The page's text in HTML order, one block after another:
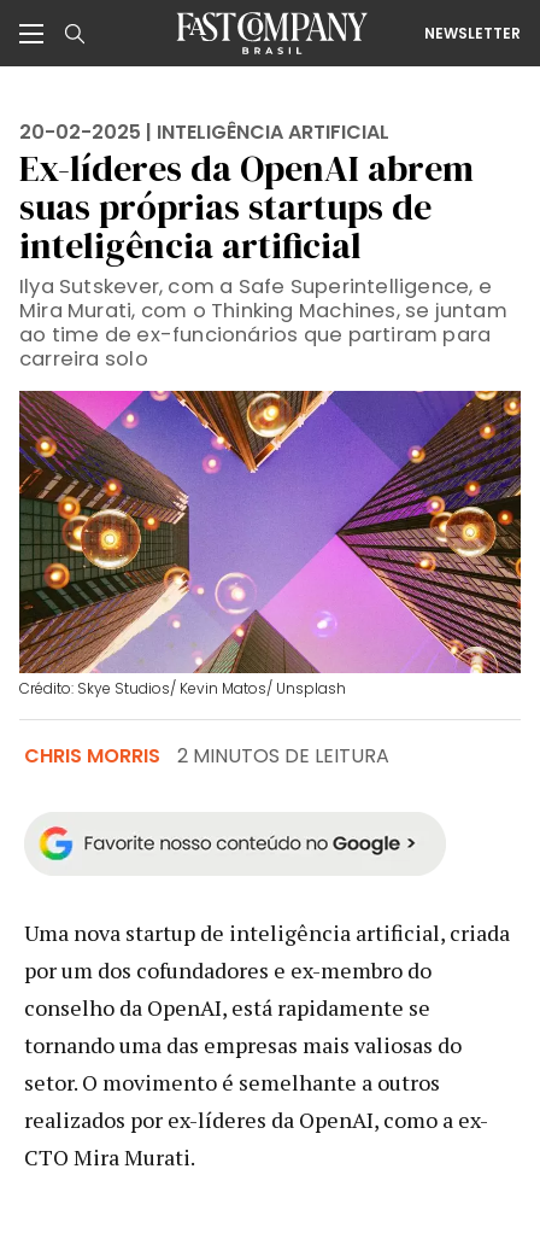
NEWSLETTER
20-02-2025 | INTELIGÊNCIA ARTIFICIAL
Ex-líderes da OpenAI abrem
suas próprias startups de
inteligência artificial
Ilya Sutskever, com a Safe Superintelligence, e
Mira Murati, com o Thinking Machines, se juntam
ao time de ex-funcionários que partiram para
carreira solo
Crédito: Skye Studios/ Kevin Matos/ Unsplash
CHRIS MORRIS 2 MINUTOS DE LEITURA
Uma nova startup de inteligência artificial, criada
por um dos cofundadores e ex-membro do
conselho da OpenAI, está rapidamente se
tornando uma das empresas mais valiosas do
setor. O movimento é semelhante a outros
realizados por ex-líderes da OpenAI, como a ex-
CTO Mira Murati.